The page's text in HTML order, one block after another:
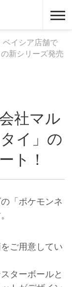
イシア
ベイシア店舗で
新シリーズ発売
社マル
イ」の
ト！
「ポケモンネ
ご用意してい
ターボールと